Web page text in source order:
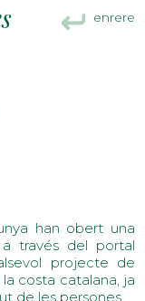
enrere
han obert una
través del portal
projecte de
costa catalana, ja
de les persones.